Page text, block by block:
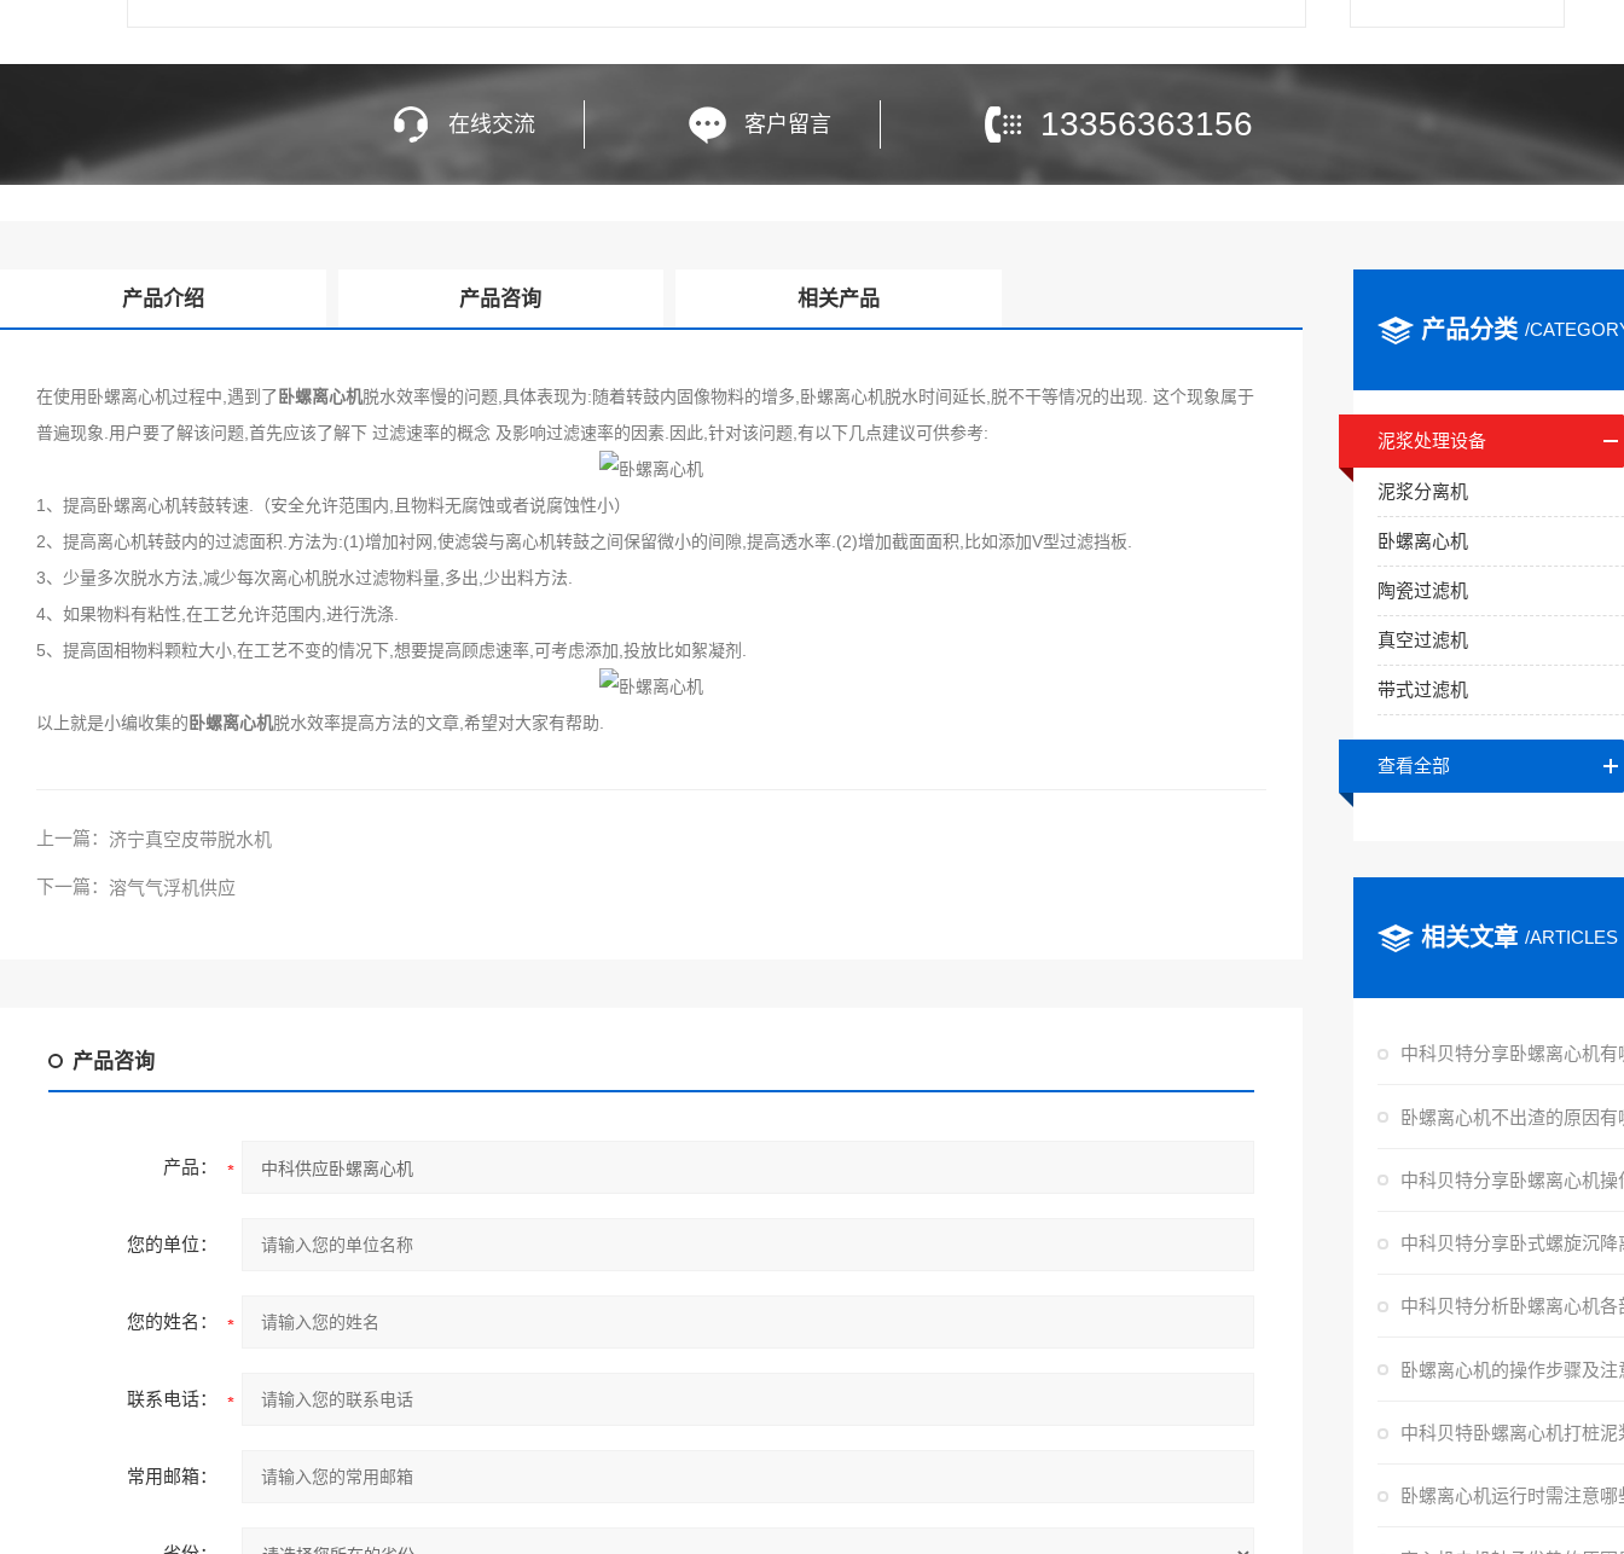
在线交流 客户留言 13356363156
产品介绍 产品咨询 相关产品
在使用卧螺离心机过程中,遇到了 卧螺离心机脱水效率慢的问题,具体表现为:随着转鼓内固像物料的增多,卧螺离心机脱水时间延长,脱不干等情况的出现. 这个现象属于
普遍现象.用户要了解该问题,首先应该了解下 过滤速率的概念 及影响过滤速率的因素.因此,针对该问题,有以下几点建议可供参考:
1、提高卧螺离心机转鼓转速.（安全允许范围内,且物料无腐蚀或者说腐蚀性小）
2、提高离心机转鼓内的过滤面积.方法为:(1)增加衬网,使滤袋与离心机转鼓之间保留微小的间隙,提高透水率.(2)增加截面面积,比如添加V型过滤挡板.
3、少量多次脱水方法,减少每次离心机脱水过滤物料量,多出,少出料方法.
4、如果物料有粘性,在工艺允许范围内,进行洗涤.
5、提高固相物料颗粒大小,在工艺不变的情况下,想要提高顾虑速率,可考虑添加,投放比如絮凝剂.
以上就是小编收集的 卧螺离心机脱水效率提高方法的文章,希望对大家有帮助.
上一篇： 济宁真空皮带脱水机
下一篇： 溶气气浮机供应
产品咨询
产品：
您的单位：
您的姓名：
联系电话：
常用邮箱：
产品分类 /
泥浆处理设备
泥浆分离机
卧螺离心机
陶瓷过滤机
真空过滤机
带式过滤机
查看全部
相关文章 /ARTICLES